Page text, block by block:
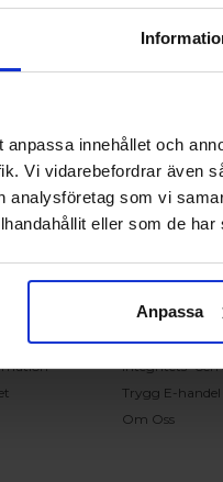
innehållet och
Vi vidarebefordrar även
analysföretag som vi
eller som de
Anpassa
RING OSS PÅ
offert
Handla på
Köpvillkor
Om ditt köp
Betalnings &
Ångerrätt &
Garantier
Integritets- och
Trygg E-handel
Om Oss